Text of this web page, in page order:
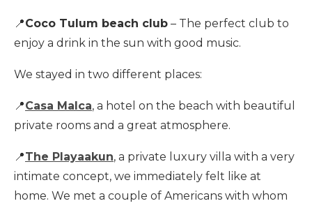
📍Coco Tulum beach club – The perfect club to
enjoy a drink in the sun with good music.
We stayed in two different places:
📍Casa Malca, a hotel on the beach with beautiful
private rooms and a great atmosphere.
📍The Playaakun, a private luxury villa with a very
intimate concept, we immediately felt like at
home. We met a couple of Americans with whom